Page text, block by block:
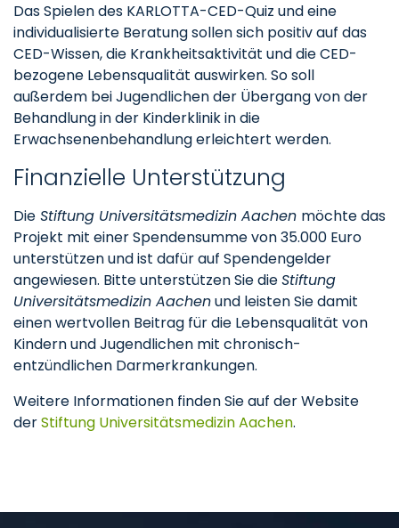
Das Spielen des KARLOTTA-CED-Quiz und eine
individualisierte Beratung sollen sich positiv auf das
CED-Wissen, die Krankheitsaktivität und die CED-
bezogene Lebensqualität auswirken. So soll
außerdem bei Jugendlichen der Übergang von der
Behandlung in der Kinderklinik in die
Erwachsenenbehandlung erleichtert werden.
Finanzielle Unterstützung
Die Stiftung Universitätsmedizin Aachen möchte das
Projekt mit einer Spendensumme von 35.000 Euro
unterstützen und ist dafür auf Spendengelder
angewiesen. Bitte unterstützen Sie dieStiftung
Universitätsmedizin Aachenund leisten Sie damit
einen wertvollen Beitrag für die Lebensqualität von
Kindern und Jugendlichen mit chronisch-
entzündlichen Darmerkrankungen.
Weitere Informationen finden Sie auf der Website
derStiftung Universitätsmedizin Aachen.